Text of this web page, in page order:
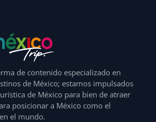
de contenido especializado en
de México; estamos impulsados
de México para bien de atraer
posicionar a México como el
el mundo.